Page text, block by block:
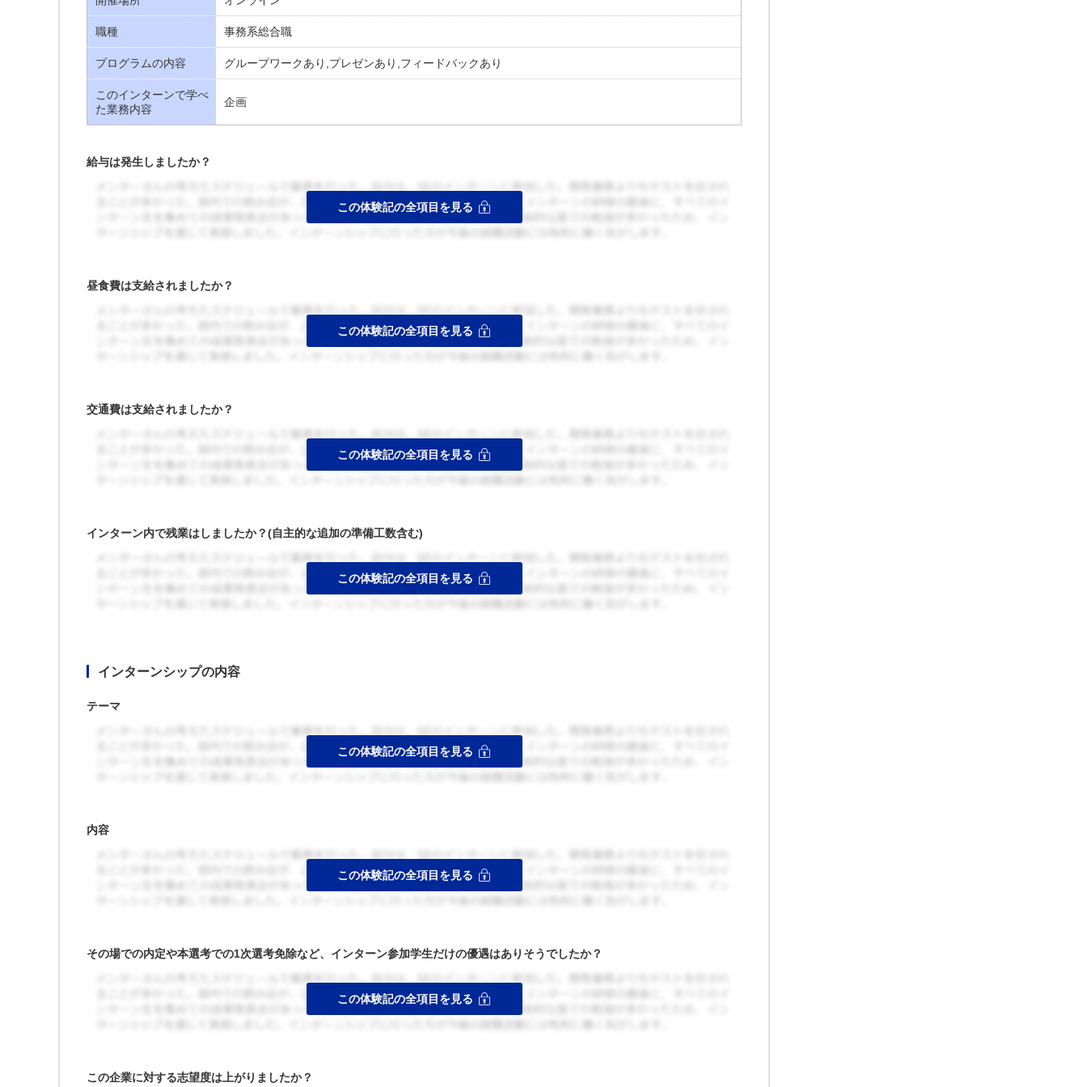
職種 事務系総合職
プログラムの内容 グループワークあり,プレゼンあり,フィードバックあり
このインターンで学べ
た業務内容
企画
給与は発生しましたか？
昼食費は支給されましたか？
交通費は支給されましたか？
インターン内で残業はしましたか？(自主的な追加の準備工数含む)
インターンシップの内容
テーマ
内容
その場での内定や本選考での1次選考免除など、インターン参加学生だけの優遇はありそうでしたか？
この企業に対する志望度は上がりましたか？